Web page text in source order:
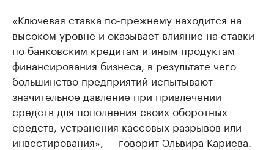
«Ключевая ставка по-прежнему находится на
высоком уровне и оказывает влияние на ставки
по банковским кредитам и иным продуктам
финансирования бизнеса, в результате чего
большинство предприятий испытывают
значительное давление при привлечении
средств для пополнения своих оборотных
средств, устранения кассовых разрывов или
инвестирования», — говорит Эльвира Кариева.